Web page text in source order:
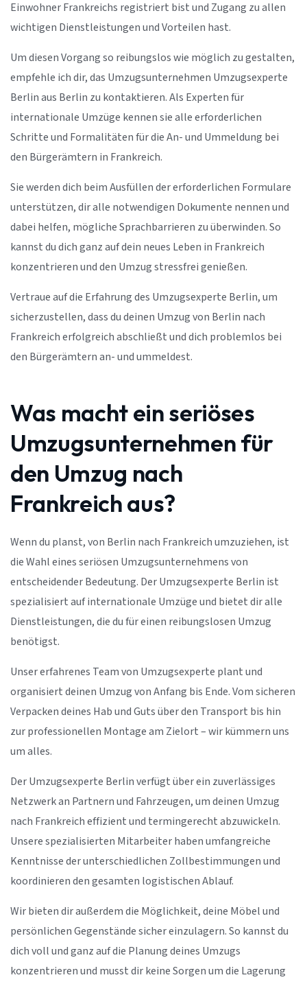
Einwohner Frankreichs registriert bist und Zugang zu allen
wichtigen Dienstleistungen und Vorteilen hast.
Um diesen Vorgang so reibungslos wie möglich zu gestalten,
empfehle ich dir, das Umzugsunternehmen Umzugsexperte
Berlin aus Berlin zu kontaktieren. Als Experten für
internationale Umzüge kennen sie alle erforderlichen
Schritte und Formalitäten für die An- und Ummeldung bei
den Bürgerämtern in Frankreich.
Sie werden dich beim Ausfüllen der erforderlichen Formulare
unterstützen, dir alle notwendigen Dokumente nennen und
dabei helfen, mögliche Sprachbarrieren zu überwinden. So
kannst du dich ganz auf dein neues Leben in Frankreich
konzentrieren und den Umzug stressfrei genießen.
Vertraue auf die Erfahrung des Umzugsexperte Berlin, um
sicherzustellen, dass du deinen Umzug von Berlin nach
Frankreich erfolgreich abschließt und dich problemlos bei
den Bürgerämtern an- und ummeldest.
Was macht ein seriöses
Umzugsunternehmen für
den Umzug nach
Frankreich aus?
Wenn du planst, von Berlin nach Frankreich umzuziehen, ist
die Wahl eines seriösen Umzugsunternehmens von
entscheidender Bedeutung. Der Umzugsexperte Berlin ist
spezialisiert auf internationale Umzüge und bietet dir alle
Dienstleistungen, die du für einen reibungslosen Umzug
benötigst.
Unser erfahrenes Team von Umzugsexperte plant und
organisiert deinen Umzug von Anfang bis Ende. Vom sicheren
Verpacken deines Hab und Guts über den Transport bis hin
zur professionellen Montage am Zielort – wir kümmern uns
um alles.
Der Umzugsexperte Berlin verfügt über ein zuverlässiges
Netzwerk an Partnern und Fahrzeugen, um deinen Umzug
nach Frankreich effizient und termingerecht abzuwickeln.
Unsere spezialisierten Mitarbeiter haben umfangreiche
Kenntnisse der unterschiedlichen Zollbestimmungen und
koordinieren den gesamten logistischen Ablauf.
Wir bieten dir außerdem die Möglichkeit, deine Möbel und
persönlichen Gegenstände sicher einzulagern. So kannst du
dich voll und ganz auf die Planung deines Umzugs
konzentrieren und musst dir keine Sorgen um die Lagerung